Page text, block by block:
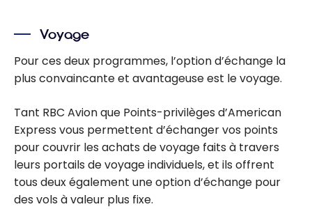
Voyage
Pour ces deux programmes, l’option d’échange la
plus convaincante et avantageuse est le voyage.
Tant RBC Avion que Points-privilèges d’American
Express vous permettent d’échanger vos points
pour couvrir les achats de voyage faits à travers
leurs portails de voyage individuels, et ils offrent
tous deux également une option d’échange pour
des vols à valeur plus fixe.